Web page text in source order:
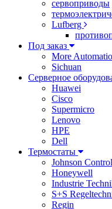
сервоприводы
Lufberg
Под заказ
More
Sichuan
Серверное
Huawei
Cisco
Supermicro
Lenovo
HPE
Dell
Термостаты
Johnson
Honeywell
Industrie
S+S
Regin